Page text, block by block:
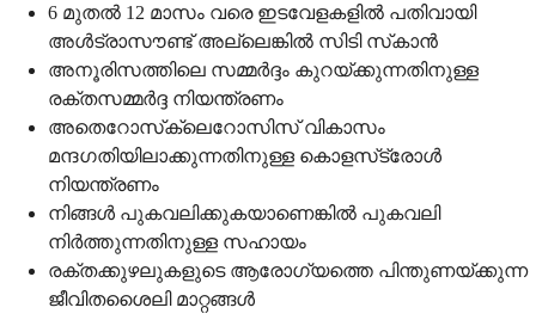
6 മുതല്‍ 12 മാസം വരെ ഇടവേളകളില്‍ പതിവായി
അള്‍ട്രാസൗണ്ട് അല്ലെങ്കില്‍ സിടി സ്‌കാന്‍
അനൂരിസത്തിലെ സമ്മര്‍ദ്ദം കുറയ്ക്കുന്നതിനുള്ള
രക്തസമ്മര്‍ദ്ദ നിയന്ത്രണം
അതെറോസ്‌ക്ലെറോസിസ് വികാസം
മന്ദഗതിയിലാക്കുന്നതിനുള്ള കൊളസ്‌ട്രോള്‍
നിയന്ത്രണം
നിങ്ങള്‍ പുകവലിക്കുകയാണെങ്കില്‍ പുകവലി
നിര്‍ത്തുന്നതിനുള്ള സഹായം
രക്തക്കുഴലുകളുടെ ആരോഗ്യത്തെ പിന്തുണയ്ക്കുന്ന
ജീവിതശൈലി മാറ്റങ്ങള്‍